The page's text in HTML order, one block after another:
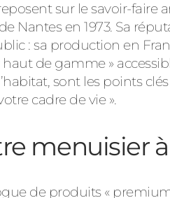
sur le savoir-faire
Nantes en 1973. Sa
: sa production en
de gamme »
sont les points
cadre de vie ».
menuisier
de produits «